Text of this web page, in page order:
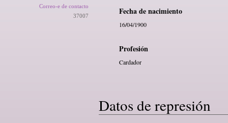
Correo-e de contacto
37007
Fecha de nacimiento
16/04/1900
Profesión
Cardador
Datos de represión